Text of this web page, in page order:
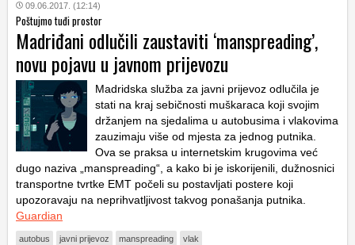
09.06.2017. (12:14)
Poštujmo tuđi prostor
Madriđani odlučili zaustaviti ‘manspreading’,
novu pojavu u javnom prijevozu
Madridska služba za javni prijevoz odlučila je
stati na kraj sebičnosti muškaraca koji svojim
držanjem na sjedalima u autobusima i vlakovima
zauzimaju više od mjesta za jednog putnika.
Ova se praksa u internetskim krugovima već
dugo naziva „manspreading“, a kako bi je iskorijenili, dužnosnici
transportne tvrtke EMT počeli su postavljati postere koji
upozoravaju na neprihvatljivost takvog ponašanja putnika.
Guardian
autobus javni prijevoz manspreading vlak